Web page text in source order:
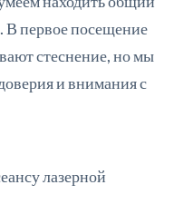
В первое посещение
стеснение, но мы
и внимания с
лазерной